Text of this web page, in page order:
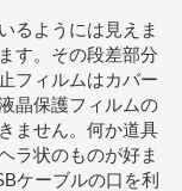
るようには見えま
す。その段差部分
フィルムはカバー
晶保護フィルムの
ません。何か道具
ラ状のものが好ま
ケーブルの口を利